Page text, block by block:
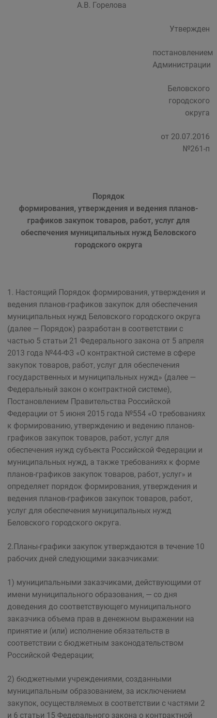
А.В. Горелова
Утвержден
постановлением
Администрации
Беловского
городского
округа
от 20.07.2016
№261-п
Порядок
формирования, утверждения и ведения планов-
графиков закупок товаров, работ, услуг для
обеспечения муниципальных нужд Беловского
городского округа
1. Настоящий Порядок формирования, утверждения и
ведения планов-графиков закупок для обеспечения
муниципальных нужд Беловского городского округа
(далее — Порядок) разработан в соответствии с
частью 5 статьи 21 Федерального закона от 5 апреля
2013 года №44-ФЗ «О контрактной системе в сфере
закупок товаров, работ, услуг для обеспечения
государственных и муниципальных нужд» (далее —
Федеральный закон о контрактной системе),
Постановлением Правительства Российской
Федерации от 5 июня 2015 года №554 «О требованиях
к формированию, утверждению и ведению планов-
графиков закупок товаров, работ, услуг для
обеспечения нужд субъекта Российской Федерации и
муниципальных нужд, а также требованиях к форме
планов-графиков закупок товаров, работ, услуг» и
определяет порядок формирования, утверждения и
ведения планов-графиков закупок товаров, работ,
услуг для обеспечения муниципальных нужд
Беловского городского округа.
2.Планы-графики закупок утверждаются в течение 10
рабочих дней следующими заказчиками:
1) муниципальными заказчиками, действующими от
имени муниципального образования, — со дня
доведения до соответствующего муниципального
заказчика объема прав в денежном выражении на
принятие и (или) исполнение обязательств в
соответствии с бюджетным законодательством
Российской Федерации;
2) бюджетными учреждениями, созданными
муниципальным образованием, за исключением
закупок, осуществляемых в соответствии с частями 2
и 6 статьи 15 Федерального закона о контрактной